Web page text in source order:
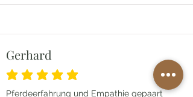
Gerhard
durchschnittliches Rating ist 5 von 5
Pferdeerfahrung und Empathie gepaart